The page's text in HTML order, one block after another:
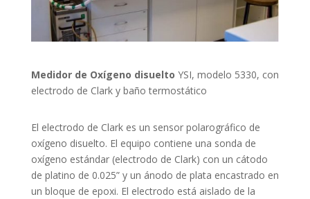
Medidor de Oxígeno disuelto YSI, modelo 5330, con
electrodo de Clark y baño termostático
El electrodo de Clark es un sensor polarográfico de
oxígeno disuelto. El equipo contiene una sonda de
oxígeno estándar (electrodo de Clark) con un cátodo
de platino de 0.025” y un ánodo de plata encastrado en
un bloque de epoxi. El electrodo está aislado de la